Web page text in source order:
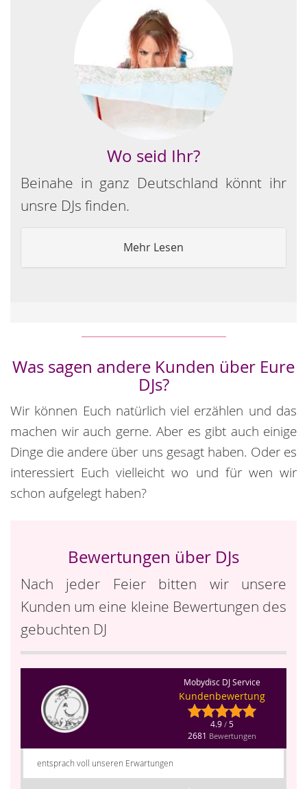
Wo seid Ihr?
Beinahe in ganz Deutschland könnt ihr
unsre DJs finden.
Mehr Lesen
Was sagen andere Kunden über Eure
DJs?
Wir können Euch natürlich viel erzählen und das
machen wir auch gerne. Aber es gibt auch einige
Dinge die andere über uns gesagt haben. Oder es
interessiert Euch vielleicht wo und für wen wir
schon aufgelegt haben?
Bewertungen über DJs
Nach jeder Feier bitten wir unsere
Kunden um eine kleine Bewertungen des
gebuchten DJ
Mobydisc DJ Service
Kundenbewertung
4.9 / 5
2681 Bewertungen
entsprach voll unseren Erwartungen